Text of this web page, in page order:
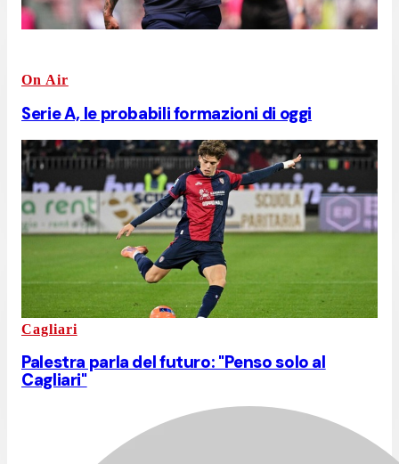
On Air
Serie A, le probabili formazioni di oggi
Cagliari
Palestra parla del futuro: "Penso solo al
Cagliari"